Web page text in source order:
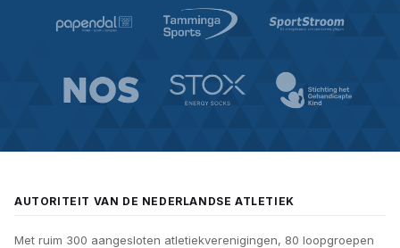
AUTORITEIT VAN DE NEDERLANDSE ATLETIEK
Met ruim 300 aangesloten atletiekverenigingen, 80 loopgroepen